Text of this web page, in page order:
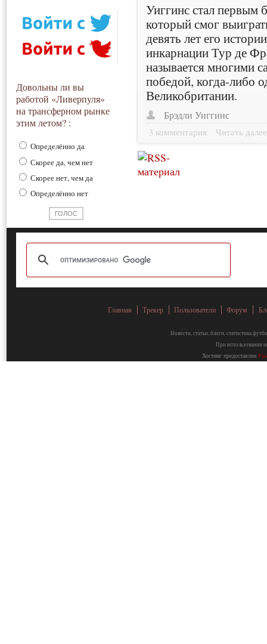
Довольны ли вы
работой «Ливерпуля»
на трансферном рынке
этим летом? :
Определённо да
Скорее да, чем нет
Скорее нет, чем да
Определённо нет
Уиггинс стал первым
который смог
девять лет его
инкарнации Тур де
называется многими
победой, когда-либо
Великобритании.
Брэдли Уиггинс
3 комментария Читать далее
Главная Трекер Пользователи Форум
Новости, статьи, блоги, статистика
При использовании
Хостинг предоставлен